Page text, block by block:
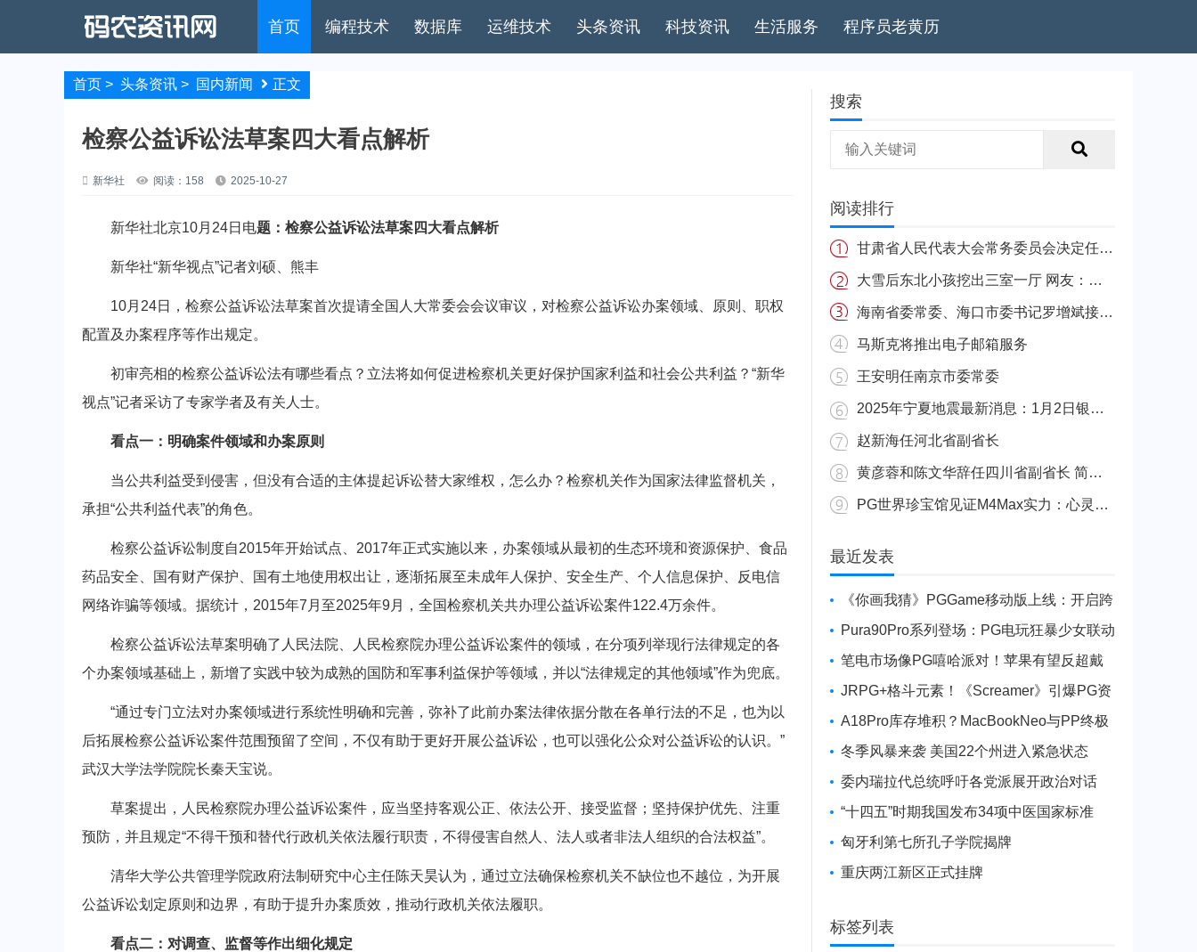
首页 编程技术 数据库 运维技术 头条资讯 科技资讯 生活服务 程序员老黄历
首页 > 头条资讯 > 国内新闻 正文
检察公益诉讼法草案四大看点解析
新华社 阅读：158 2025-10-27
新华社北京10月24日电题：检察公益诉讼法草案四大看点解析
新华社“新华视点”记者刘硕、熊丰
10月24日，检察公益诉讼法草案首次提请全国人大常委会会议审议，对检察公益诉讼办案领域、原则、职权
配置及办案程序等作出规定。
初审亮相的检察公益诉讼法有哪些看点？立法将如何促进检察机关更好保护国家利益和社会公共利益？“新华
视点”记者采访了专家学者及有关人士。
看点一：明确案件领域和办案原则
当公共利益受到侵害，但没有合适的主体提起诉讼替大家维权，怎么办？检察机关作为国家法律监督机关，
承担“公共利益代表”的角色。
检察公益诉讼制度自2015年开始试点、2017年正式实施以来，办案领域从最初的生态环境和资源保护、食品
药品安全、国有财产保护、国有土地使用权出让，逐渐拓展至未成年人保护、安全生产、个人信息保护、反电信
网络诈骗等领域。据统计，2015年7月至2025年9月，全国检察机关共办理公益诉讼案件122.4万余件。
检察公益诉讼法草案明确了人民法院、人民检察院办理公益诉讼案件的领域，在分项列举现行法律规定的各
个办案领域基础上，新增了实践中较为成熟的国防和军事利益保护等领域，并以“法律规定的其他领域”作为兜底。
“通过专门立法对办案领域进行系统性明确和完善，弥补了此前办案法律依据分散在各单行法的不足，也为以
后拓展检察公益诉讼案件范围预留了空间，不仅有助于更好开展公益诉讼，也可以强化公众对公益诉讼的认识。”
武汉大学法学院院长秦天宝说。
草案提出，人民检察院办理公益诉讼案件，应当坚持客观公正、依法公开、接受监督；坚持保护优先、注重
预防，并且规定“不得干预和替代行政机关依法履行职责，不得侵害自然人、法人或者非法人组织的合法权益”。
清华大学公共管理学院政府法制研究中心主任陈天昊认为，通过立法确保检察机关不缺位也不越位，为开展
公益诉讼划定原则和边界，有助于提升办案质效，推动行政机关依法履职。
看点二：对调查、监督等作出细化规定
搜索
阅读排行
甘肃省人民代表大会常务委员会决定任免名单
大雪后东北小孩挖出三室一厅 网友：南方的娃很羡慕
海南省委常委、海口市委书记罗增斌接受中央纪委国家监委纪律审查和监察调查
马斯克将推出电子邮箱服务
王安明任南京市委常委
2025年宁夏地震最新消息：1月2日银川发生4.8级地震
赵新海任河北省副省长
黄彦蓉和陈文华辞任四川省副省长 简历资料照片
PG世界珍宝馆见证M4Max实力：心灵杀手2竟轻松跑出80FPS！
最近发表
《你画我猜》PGGame移动版上线：开启跨
平台互动新玩法
Pura90Pro系列登场：PG电玩狂暴少女联动
旗舰性能升级
笔电市场像PG嘻哈派对！苹果有望反超戴
尔进前三
JRPG+格斗元素！《Screamer》引爆PG资
讯手游新焦点
A18Pro库存堆积？MacBookNeo与PP终极
火焰狂潮意外同框
冬季风暴来袭 美国22个州进入紧急状态
委内瑞拉代总统呼吁各党派展开政治对话
“十四五”时期我国发布34项中医国家标准
匈牙利第七所孔子学院揭牌
重庆两江新区正式挂牌
标签列表